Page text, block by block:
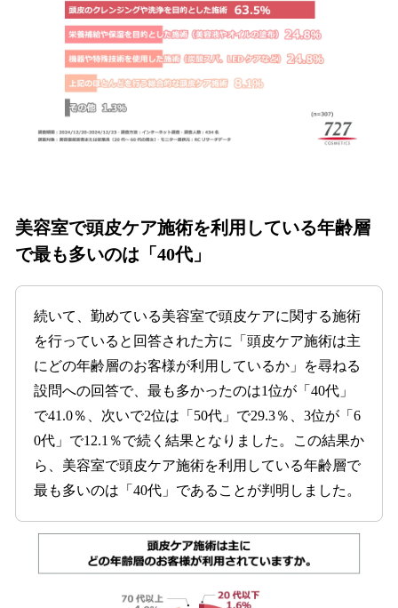
美容室で頭皮ケア施術を利用している年齢層
で最も多いのは「40代」
続いて、勤めている美容室で頭皮ケアに関する施術
を行っていると回答された方に「頭皮ケア施術は主
にどの年齢層のお客様が利用しているか」を尋ねる
設問への回答で、最も多かったのは1位が「40代」
で41.0％、次いで2位は「50代」で29.3％、3位が「6
0代」で12.1％で続く結果となりました。この結果か
ら、美容室で頭皮ケア施術を利用している年齢層で
最も多いのは「40代」であることが判明しました。